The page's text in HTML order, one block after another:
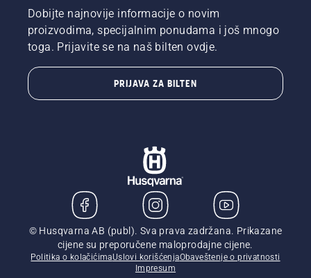
Dobijte najnovije informacije o novim
proizvodima, specijalnim ponudama i još mnogo
toga. Prijavite se na naš bilten ovdje.
PRIJAVA ZA BILTEN
© Husqvarna AB (publ). Sva prava zadržana. Prikazane
cijene su preporučene maloprodajne cijene.
Politika o kolačićimaUslovi korišćenjaObaveštenje o privatnosti
Impresum